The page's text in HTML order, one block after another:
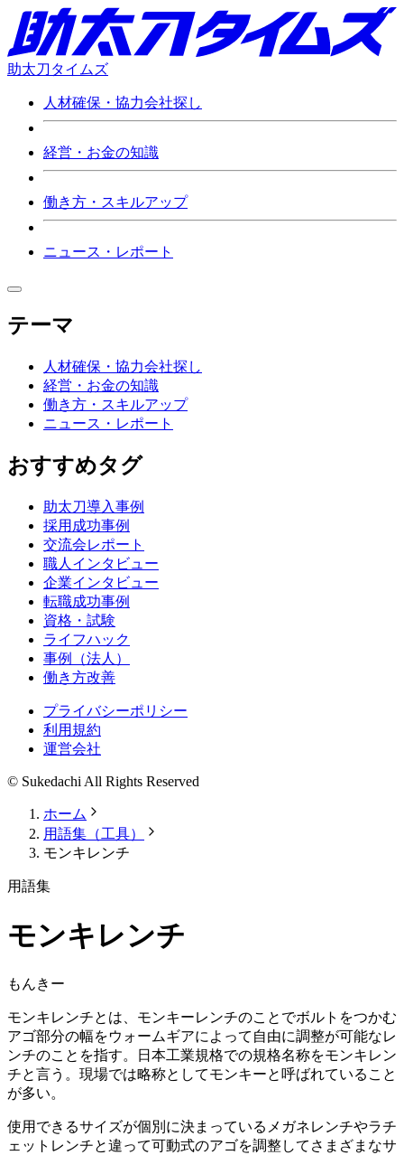
助太刀タイムズ
人材確保・協力会社探し
経営・お金の知識
働き方・スキルアップ
ニュース・レポート
テーマ
人材確保・協力会社探し
経営・お金の知識
働き方・スキルアップ
ニュース・レポート
おすすめタグ
助太刀導入事例
採用成功事例
交流会レポート
職人インタビュー
企業インタビュー
転職成功事例
資格・試験
ライフハック
事例（法人）
働き方改善
プライバシーポリシー
利用規約
運営会社
© Sukedachi All Rights Reserved
ホーム
用語集（工具）
モンキレンチ
用語集
モンキレンチ
もんきー
モンキレンチとは、モンキーレンチのことでボルトをつかむ
アゴ部分の幅をウォームギアによって自由に調整が可能なレ
ンチのことを指す。日本工業規格での規格名称をモンキレン
チと言う。現場では略称としてモンキーと呼ばれていること
が多い。
使用できるサイズが個別に決まっているメガネレンチやラチ
ェットレンチと違って可動式のアゴを調整してさまざまなサ